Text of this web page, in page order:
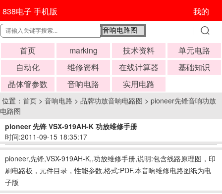
838电子 手机版 我的
首页 marking 技术资料
单元电路
自动化
维修资料 在线计算器
基础知识
晶体管参数
音响电路 实用电路
位置： 首页 > 音响电路 > 品牌功放音响电路图 > pioneer先锋音响功放
电路图
pioneer 先锋 VSX-919AH-K 功放维修手册
时间:2011-09-15 18:35:17
pioneer,先锋,VSX-919AH-K,,功放维修手册,说明:包含线路原理图，印
刷电路板，元件目录，性能参数,格式:PDF,本音响维修电路图纸为电
子版